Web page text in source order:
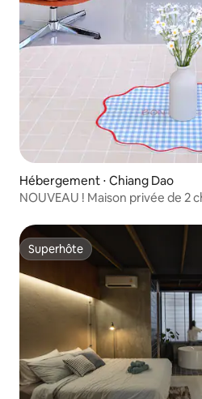
Hébergement ⋅ Chiang Dao
NOUVEAU ! Maison privée de 2
Superhôte
Superhôte